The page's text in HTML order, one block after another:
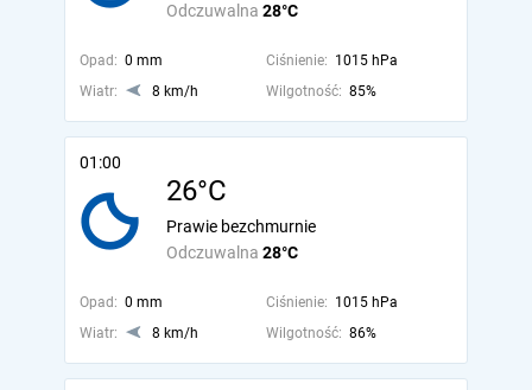
Odczuwalna 28°C
Opad: 0 mm Ciśnienie: 1015 hPa
Wiatr:
8 km/h Wilgotność: 85%
01:00
26°C
Odczuwalna 28°C
Prawie bezchmurnie
Opad: 0 mm Ciśnienie: 1015 hPa
Wiatr:
8 km/h Wilgotność: 86%